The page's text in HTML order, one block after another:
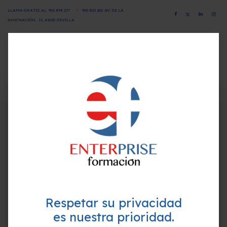
LLAMA GRATIS AL 902 898 277 - 900 802 262 AV. DE LA
INNOVACIÓN.. 11, 41020 SEVILLA
Programa-Contenido
PROTECCIÓN DE LA INFANCIA Y ADOLESCENCIA.
UNIDAD 3. PREVENCIÓN, DETECCIÓN y PROTECCIÓN
¿Quieres formarte GRATIS y
mejorar tu perfil profesional?
Empieza hoy mismo. Te ayudamos a elegir el
mejor curso para ti.
Respetar su privacidad
es nuestra prioridad.